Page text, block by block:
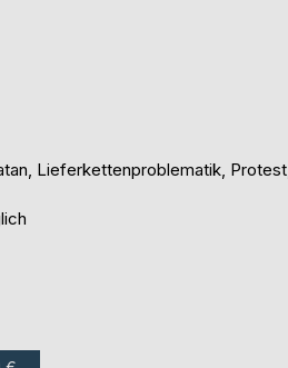
Lieferkettenproblematik, Protest,